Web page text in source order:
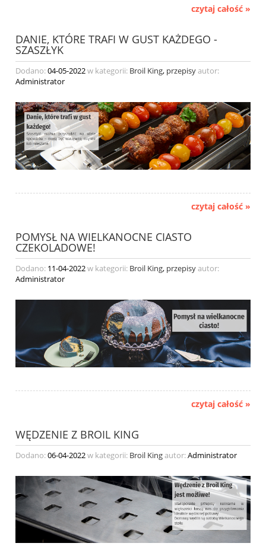
czytaj całość »
DANIE, KTÓRE TRAFI W GUST KAŻDEGO -
SZASZŁYK
Dodano:04-05-2022w kategorii: Broil King, przepisyautor:
Administrator
czytaj całość »
POMYSŁ NA WIELKANOCNE CIASTO
CZEKOLADOWE!
Dodano: 11-04-2022w kategorii: Broil King, przepisyautor:
Administrator
czytaj całość »
WĘDZENIE Z BROIL KING
Dodano:06-04-2022w kategorii: Broil Kingautor:Administrator